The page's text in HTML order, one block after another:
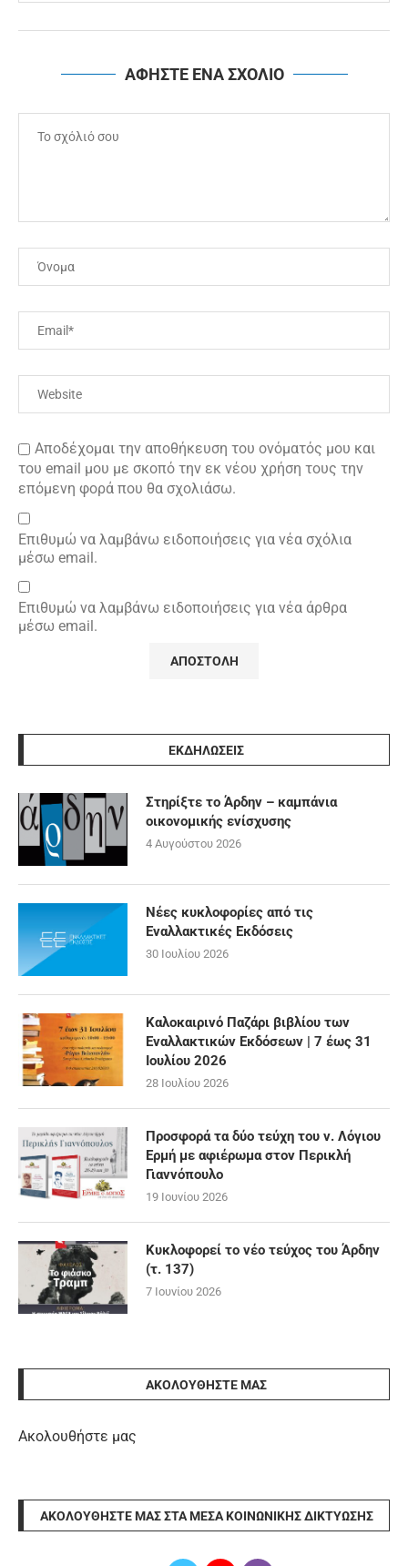
ΑΦΗΣΤΕ ΕΝΑ ΣΧΟΛΙΟ
Αποδέχομαι την αποθήκευση του ονόματός μου και
του email μου με σκοπό την εκ νέου χρήση τους την
επόμενη φορά που θα σχολιάσω.
Επιθυμώ να λαμβάνω ειδοποιήσεις για νέα σχόλια
μέσω email.
Επιθυμώ να λαμβάνω ειδοποιήσεις για νέα άρθρα
μέσω email.
ΕΚΔΗΛΩΣΕΙΣ
Στηρίξτε το Άρδην – καμπάνια
οικονομικής ενίσχυσης
4 Αυγούστου 2026
Νέες κυκλοφορίες από τις
Εναλλακτικές Εκδόσεις
30 Ιουλίου 2026
Καλοκαιρινό Παζάρι βιβλίου των
Εναλλακτικών Εκδόσεων | 7 έως 31
Ιουλίου 2026
28 Ιουλίου 2026
Προσφορά τα δύο τεύχη του ν. Λόγιου
Ερμή με αφιέρωμα στον Περικλή
Γιαννόπουλο
19 Ιουνίου 2026
Κυκλοφορεί το νέο τεύχος του Άρδην
(τ. 137)
7 Ιουνίου 2026
ΑΚΟΛΟΥΘΉΣΤΕ ΜΑΣ
Ακολουθήστε μας
ΑΚΟΛΟΥΘΉΣΤΕ ΜΑΣ ΣΤΑ ΜΈΣΑ ΚΟΙΝΩΝΙΚΉΣ ΔΙΚΤΎΩΣΗΣ